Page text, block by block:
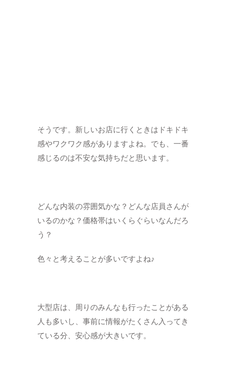
そうです。新しいお店に行くときはドキドキ
感やワクワク感がありますよね。でも、一番
感じるのは不安な気持ちだと思います。
どんな内装の雰囲気かな？どんな店員さんが
いるのかな？価格帯はいくらぐらいなんだろ
う？
色々と考えることが多いですよね♪
大型店は、周りのみんなも行ったことがある
人も多いし、事前に情報がたくさん入ってき
ている分、安心感が大きいです。